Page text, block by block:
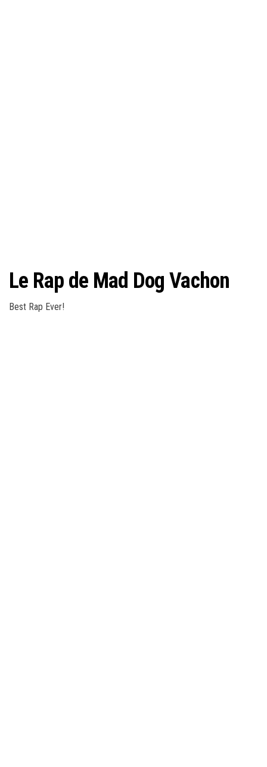
Le Rap de Mad Dog Vachon
Best Rap Ever!